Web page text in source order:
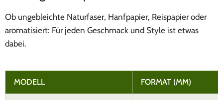
Ob ungebleichte Naturfaser, Hanfpapier, Reispapier oder
aromatisiert: Für jeden Geschmack und Style ist etwas
dabei.
MODELL FORMAT (MM)